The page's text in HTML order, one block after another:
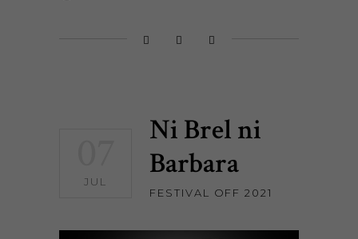
JUL
Ni Brel ni
Barbara
FESTIVAL OFF 2021